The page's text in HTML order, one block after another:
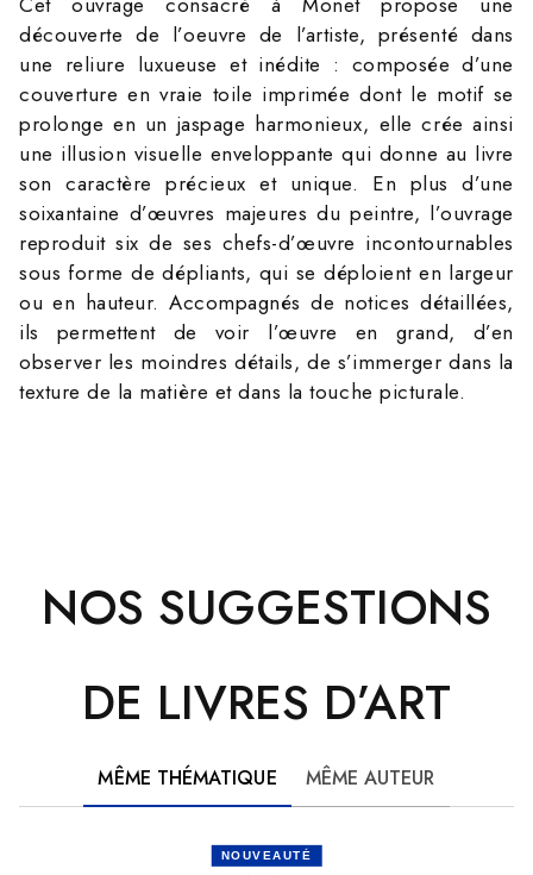
découverte de l’oeuvre de l’artiste, présenté dans
une reliure luxueuse et inédite : composée d’une
couverture en vraie toile imprimée dont le motif se
prolonge en un jaspage harmonieux, elle crée ainsi
une illusion visuelle enveloppante qui donne au livre
son caractère précieux et unique. En plus d’une
soixantaine d’œuvres majeures du peintre, l’ouvrage
reproduit six de ses chefs-d’œuvre incontournables
sous forme de dépliants, qui se déploient en largeur
ou en hauteur. Accompagnés de notices détaillées,
ils permettent de voir l’œuvre en grand, d’en
observer les moindres détails, de s’immerger dans la
texture de la matière et dans la touche picturale.
NOS SUGGESTIONS
DE LIVRES D’ART
MÊME THÉMATIQUE MÊME AUTEUR
NOUVEAUTÉ